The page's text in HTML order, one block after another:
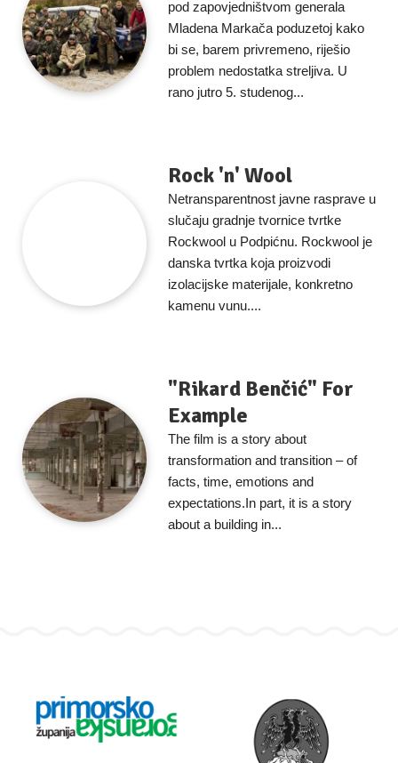
pod zapovjedništvom generala
Mladena Markača poduzetoj kako
bi se, barem privremeno, riješio
problem nedostatka streljiva. U
rano jutro 5. studenog...
Rock 'n' Wool
Netransparentnost javne rasprave u
slučaju gradnje tvornice tvrtke
Rockwool u Podpićnu. Rockwool je
danska tvrtka koja proizvodi
izolacijske materijale, konkretno
kamenu vunu....
"Rikard Benčić" For
Example
The film is a story about
transformation and transition – of
facts, time, emotions and
expectations.In part, it is a story
about a building in...